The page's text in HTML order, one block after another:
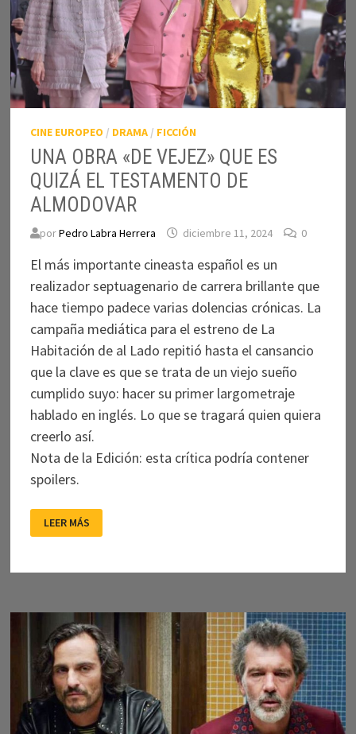
CINE EUROPEO / DRAMA/ FICCIÓN
UNA OBRA «DE VEJEZ» QUE ES
QUIZÁ EL TESTAMENTO DE
ALMODOVAR
porPedro Labra Herrera diciembre 11, 2024 0
El más importante cineasta español es un
realizador septuagenario de carrera brillante que
hace tiempo padece varias dolencias crónicas. La
campaña mediática para el estreno de La
Habitación de al Lado repitió hasta el cansancio
que la clave es que se trata de un viejo sueño
cumplido suyo: hacer su primer largometraje
hablado en inglés. Lo que se tragará quien quiera
creerlo así.
Nota de la Edición: esta crítica podría contener
spoilers.
OBRA
«DE
ES
DE
ALMODOVAR
LEER MÁS